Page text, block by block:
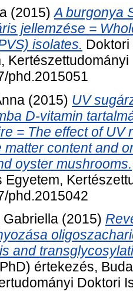
(2015)A burgonya
jellemzése =
isolates.
phd.2015051
(2015) UV
D-vitamin
= The effect of UV
matter content and
oyster mushrooms.
Egyetem,
phd.2015042
Gabriella (2015)
and
értekezés,
Doktori